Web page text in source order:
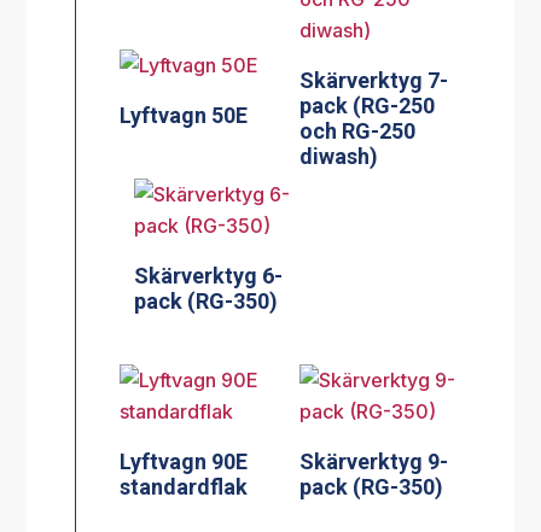
Skärverktyg 7-
pack (RG-250
och RG-250
diwash)
Lyftvagn 50E
Skärverktyg 6-
pack (RG-350)
Lyftvagn 90E
standardflak
Skärverktyg 9-
pack (RG-350)